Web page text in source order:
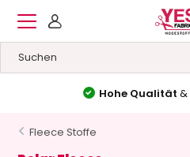
Hohe Qualität &
Fleece Stoffe